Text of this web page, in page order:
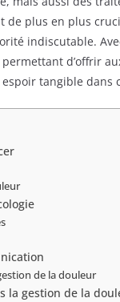
plus en plus
indiscutable.
d’offrir
tangible
de la douleur
la gestion de la